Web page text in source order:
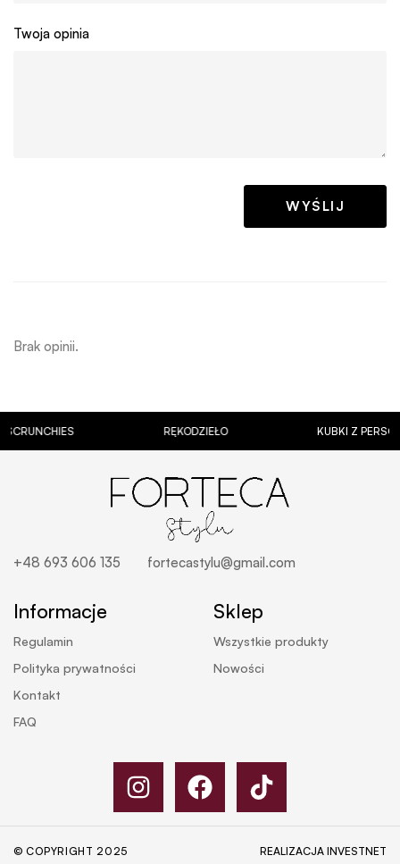
Twoja opinia
Brak opinii.
RĘKODZIEŁO KUBKI Z
+48 693 606 135 fortecastylu@gmail.com
Informacje
Regulamin
Polityka prywatności
Kontakt
FAQ
Sklep
Wszystkie produkty
Nowości
© COPYRIGHT 2025 REALIZACJA INVESTNET